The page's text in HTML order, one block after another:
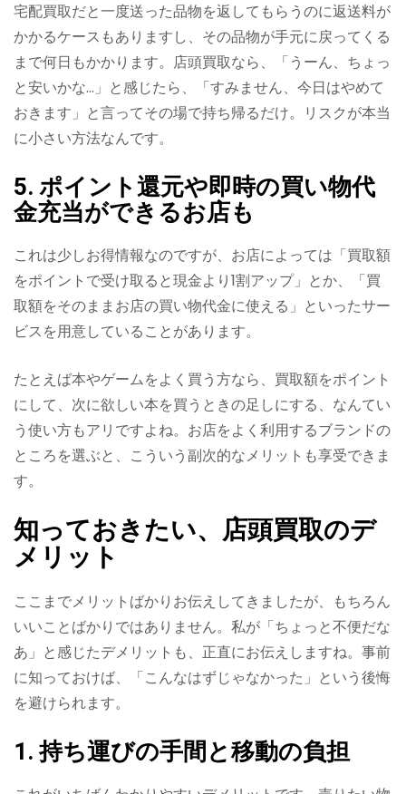
宅配買取だと一度送った品物を返してもらうのに返送料が
かかるケースもありますし、その品物が手元に戻ってくる
まで何日もかかります。店頭買取なら、「うーん、ちょっ
と安いかな…」と感じたら、「すみません、今日はやめて
おきます」と言ってその場で持ち帰るだけ。リスクが本当
に小さい方法なんです。
5. ポイント還元や即時の買い物代
金充当ができるお店も
これは少しお得情報なのですが、お店によっては「買取額
をポイントで受け取ると現金より1割アップ」とか、「買
取額をそのままお店の買い物代金に使える」といったサー
ビスを用意していることがあります。
たとえば本やゲームをよく買う方なら、買取額をポイント
にして、次に欲しい本を買うときの足しにする、なんてい
う使い方もアリですよね。お店をよく利用するブランドの
ところを選ぶと、こういう副次的なメリットも享受できま
す。
知っておきたい、店頭買取のデ
メリット
ここまでメリットばかりお伝えしてきましたが、もちろん
いいことばかりではありません。私が「ちょっと不便だな
あ」と感じたデメリットも、正直にお伝えしますね。事前
に知っておけば、「こんなはずじゃなかった」という後悔
を避けられます。
1. 持ち運びの手間と移動の負担